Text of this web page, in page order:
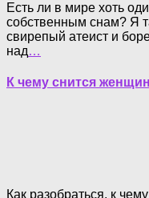
Есть ли в мире хоть
собственным снам? Я
свирепый атеист и
над…
К чему снится
Как разобраться, к